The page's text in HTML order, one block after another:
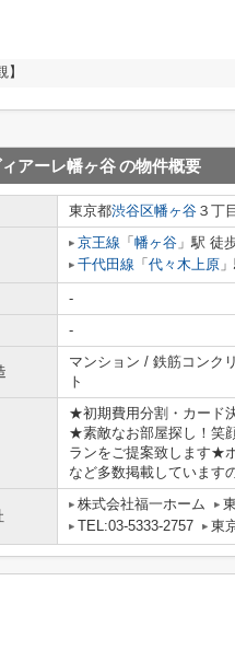
】
アーレ幡ヶ谷の物件概要
東京都渋谷区幡ヶ谷 ３丁目
京王線 「 幡ヶ谷 」駅 徒
千代田線 「 代々木上原
-
-
マンション / 鉄筋コンク
ト
★初期費用分割・カード
★素敵なお部屋探し！笑
ランをご提案致します★
など多数掲載しています
株式会社福一ホーム
TEL:03-5333-2757
東